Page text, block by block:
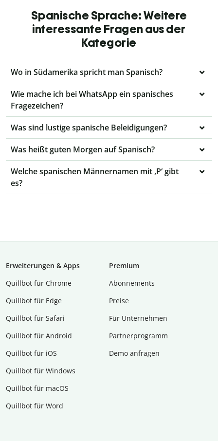
Spanische Sprache: Weitere
interessante Fragen aus der
Kategorie
Wo in Südamerika spricht man Spanisch?
Wie mache ich bei WhatsApp ein spanisches
Fragezeichen?
Was sind lustige spanische Beleidigungen?
Was heißt guten Morgen auf Spanisch?
Welche spanischen Männernamen mit ‚P‘ gibt
es?
Erweiterungen & Apps
Quillbot für Chrome
Quillbot für Edge
Quillbot für Safari
Quillbot für Android
Quillbot für iOS
Quillbot für Windows
Quillbot für macOS
Quillbot für Word
Premium
Abon­ne­ments
Preise
Für Unternehmen
Partnerprogramm
Demo anfragen